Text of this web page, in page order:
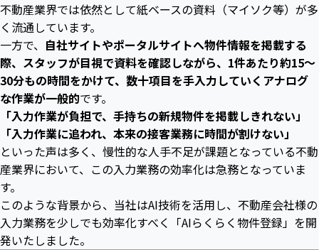
不動産業界では依然として紙ベースの資料（マイソク等）が多
く流通しています。
一方で、 自社サイトやポータルサイトへ物件情報を掲載する
際、スタッフが目視で資料を確認しながら、1件あたり約15〜
30分もの時間をかけて、数十項目を手入力していくアナログ
な作業が一般的です。
「入力作業が負担で、手持ちの新規物件を掲載しきれない」
「入力作業に追われ、本来の接客業務に時間が割けない」
といった声は多く、慢性的な人手不足が課題となっている不動
産業界において、この入力業務の効率化は急務となっていま
す。
このような背景から、当社はAI技術を活用し、不動産会社様の
入力業務を少しでも効率化すべく「AIらくらく物件登録」を開
発いたしました。